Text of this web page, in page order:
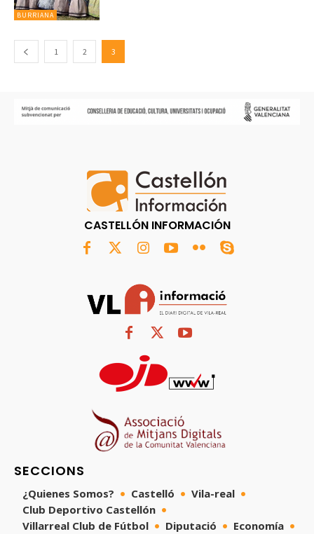
BURRIANA
1 2 3
CASTELLÓN INFORMACIÓN
SECCIONS
¿Quienes Somos? Castelló
Vila-real
Club Deportivo Castellón
Villarreal Club de Fútbol
Diputació
Economía